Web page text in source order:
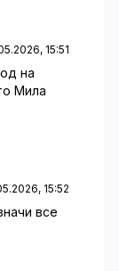
15:51
на
Мила
15:52
все